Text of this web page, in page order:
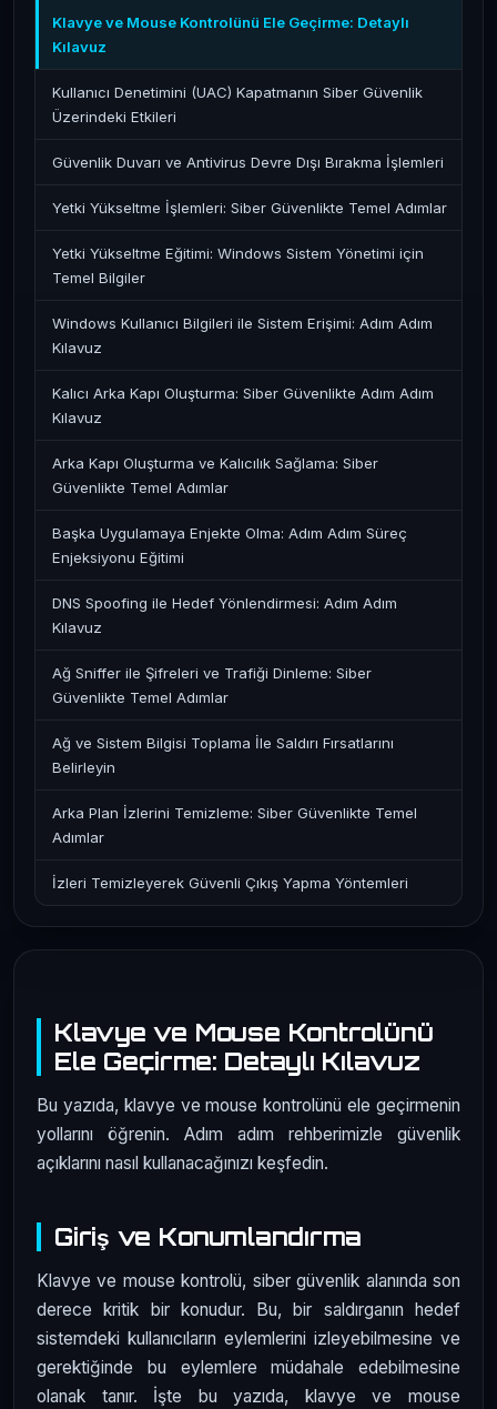
Klavye ve Mouse Kontrolünü
Ele Geçirme: Detaylı Kılavuz
Bu yazıda, klavye ve mouse kontrolünü ele geçirmenin
yollarını öğrenin. Adım adım rehberimizle güvenlik
açıklarını nasıl kullanacağınızı keşfedin.
Giriş ve Konumlandırma
Klavye ve mouse kontrolü, siber güvenlik alanında son
derece kritik bir konudur. Bu, bir saldırganın hedef
sistemdeki kullanıcıların eylemlerini izleyebilmesine ve
gerektiğinde bu eylemlere müdahale edebilmesine
olanak tanır. İşte bu yazıda, klavye ve mouse
Klavye ve Mouse Kontrolünü Ele Geçirme: Detaylı
Kılavuz
Kullanıcı Denetimini (UAC) Kapatmanın Siber Güvenlik
Üzerindeki Etkileri
Güvenlik Duvarı ve Antivirus Devre Dışı Bırakma İşlemleri
Yetki Yükseltme İşlemleri: Siber Güvenlikte Temel Adımlar
Yetki Yükseltme Eğitimi: Windows Sistem Yönetimi için
Temel Bilgiler
Windows Kullanıcı Bilgileri ile Sistem Erişimi: Adım Adım
Kılavuz
Kalıcı Arka Kapı Oluşturma: Siber Güvenlikte Adım Adım
Kılavuz
Arka Kapı Oluşturma ve Kalıcılık Sağlama: Siber
Güvenlikte Temel Adımlar
Başka Uygulamaya Enjekte Olma: Adım Adım Süreç
Enjeksiyonu Eğitimi
DNS Spoofing ile Hedef Yönlendirmesi: Adım Adım
Kılavuz
Ağ Sniffer ile Şifreleri ve Trafiği Dinleme: Siber
Güvenlikte Temel Adımlar
Ağ ve Sistem Bilgisi Toplama İle Saldırı Fırsatlarını
Belirleyin
Arka Plan İzlerini Temizleme: Siber Güvenlikte Temel
Adımlar
İzleri Temizleyerek Güvenli Çıkış Yapma Yöntemleri